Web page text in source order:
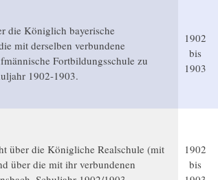
die Königlich bayerische
mit derselben verbundene
Fortbildungsschule zu
1902-1903.
1902
bis
1903
über die Königliche Realschule (mit
über die mit ihr verbundenen
1902
bis